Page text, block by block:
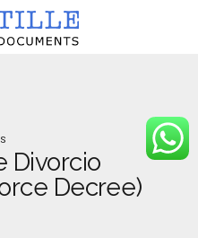
Divorcio
Decree)